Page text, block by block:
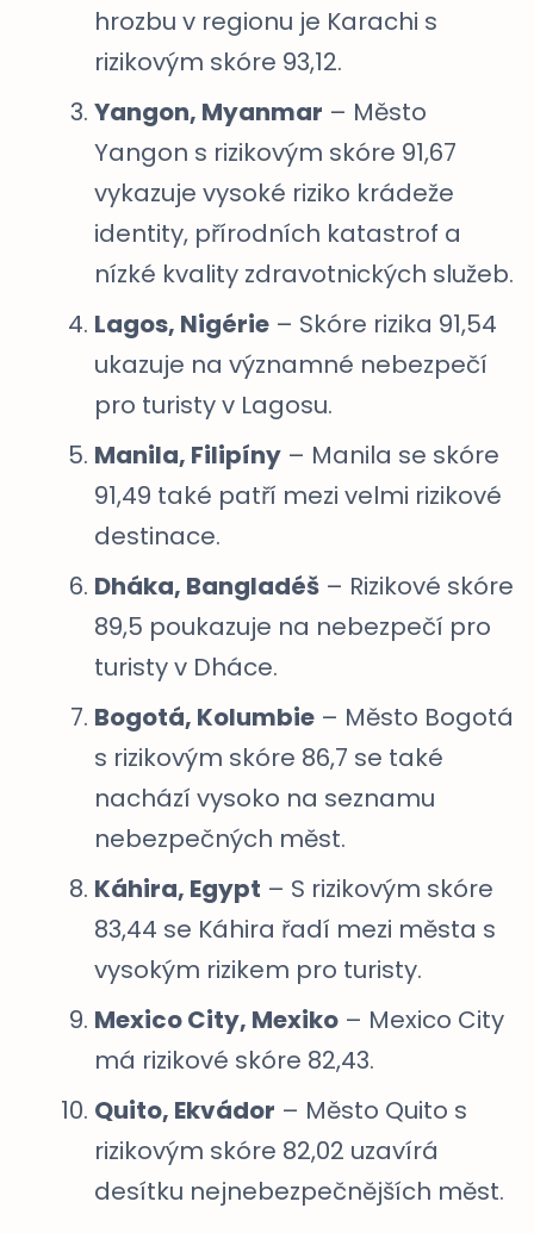
hrozbu v regionu je Karachi s
rizikovým skóre 93,12.
Yangon, Myanmar – Město
Yangon s rizikovým skóre 91,67
vykazuje vysoké riziko krádeže
identity, přírodních katastrof a
nízké kvality zdravotnických služeb.
Lagos, Nigérie – Skóre rizika 91,54
ukazuje na významné nebezpečí
pro turisty v Lagosu.
Manila, Filipíny – Manila se skóre
91,49 také patří mezi velmi rizikové
destinace.
Dháka, Bangladéš – Rizikové skóre
89,5 poukazuje na nebezpečí pro
turisty v Dháce.
Bogotá, Kolumbie – Město Bogotá
s rizikovým skóre 86,7 se také
nachází vysoko na seznamu
nebezpečných měst.
Káhira, Egypt – S rizikovým skóre
83,44 se Káhira řadí mezi města s
vysokým rizikem pro turisty.
Mexico City, Mexiko – Mexico City
má rizikové skóre 82,43.
Quito, Ekvádor – Město Quito s
rizikovým skóre 82,02 uzavírá
desítku nejnebezpečnějších měst.